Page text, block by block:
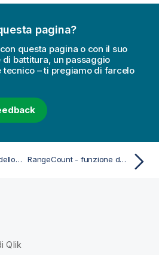
pagina?
questa pagina o con il suo
di battitura, un passaggio
tecnico – ti pregiamo di farcelo
RangeAvg - funzione dello script e del grafico RangeCount - funzione dello script e del grafico
Qlik